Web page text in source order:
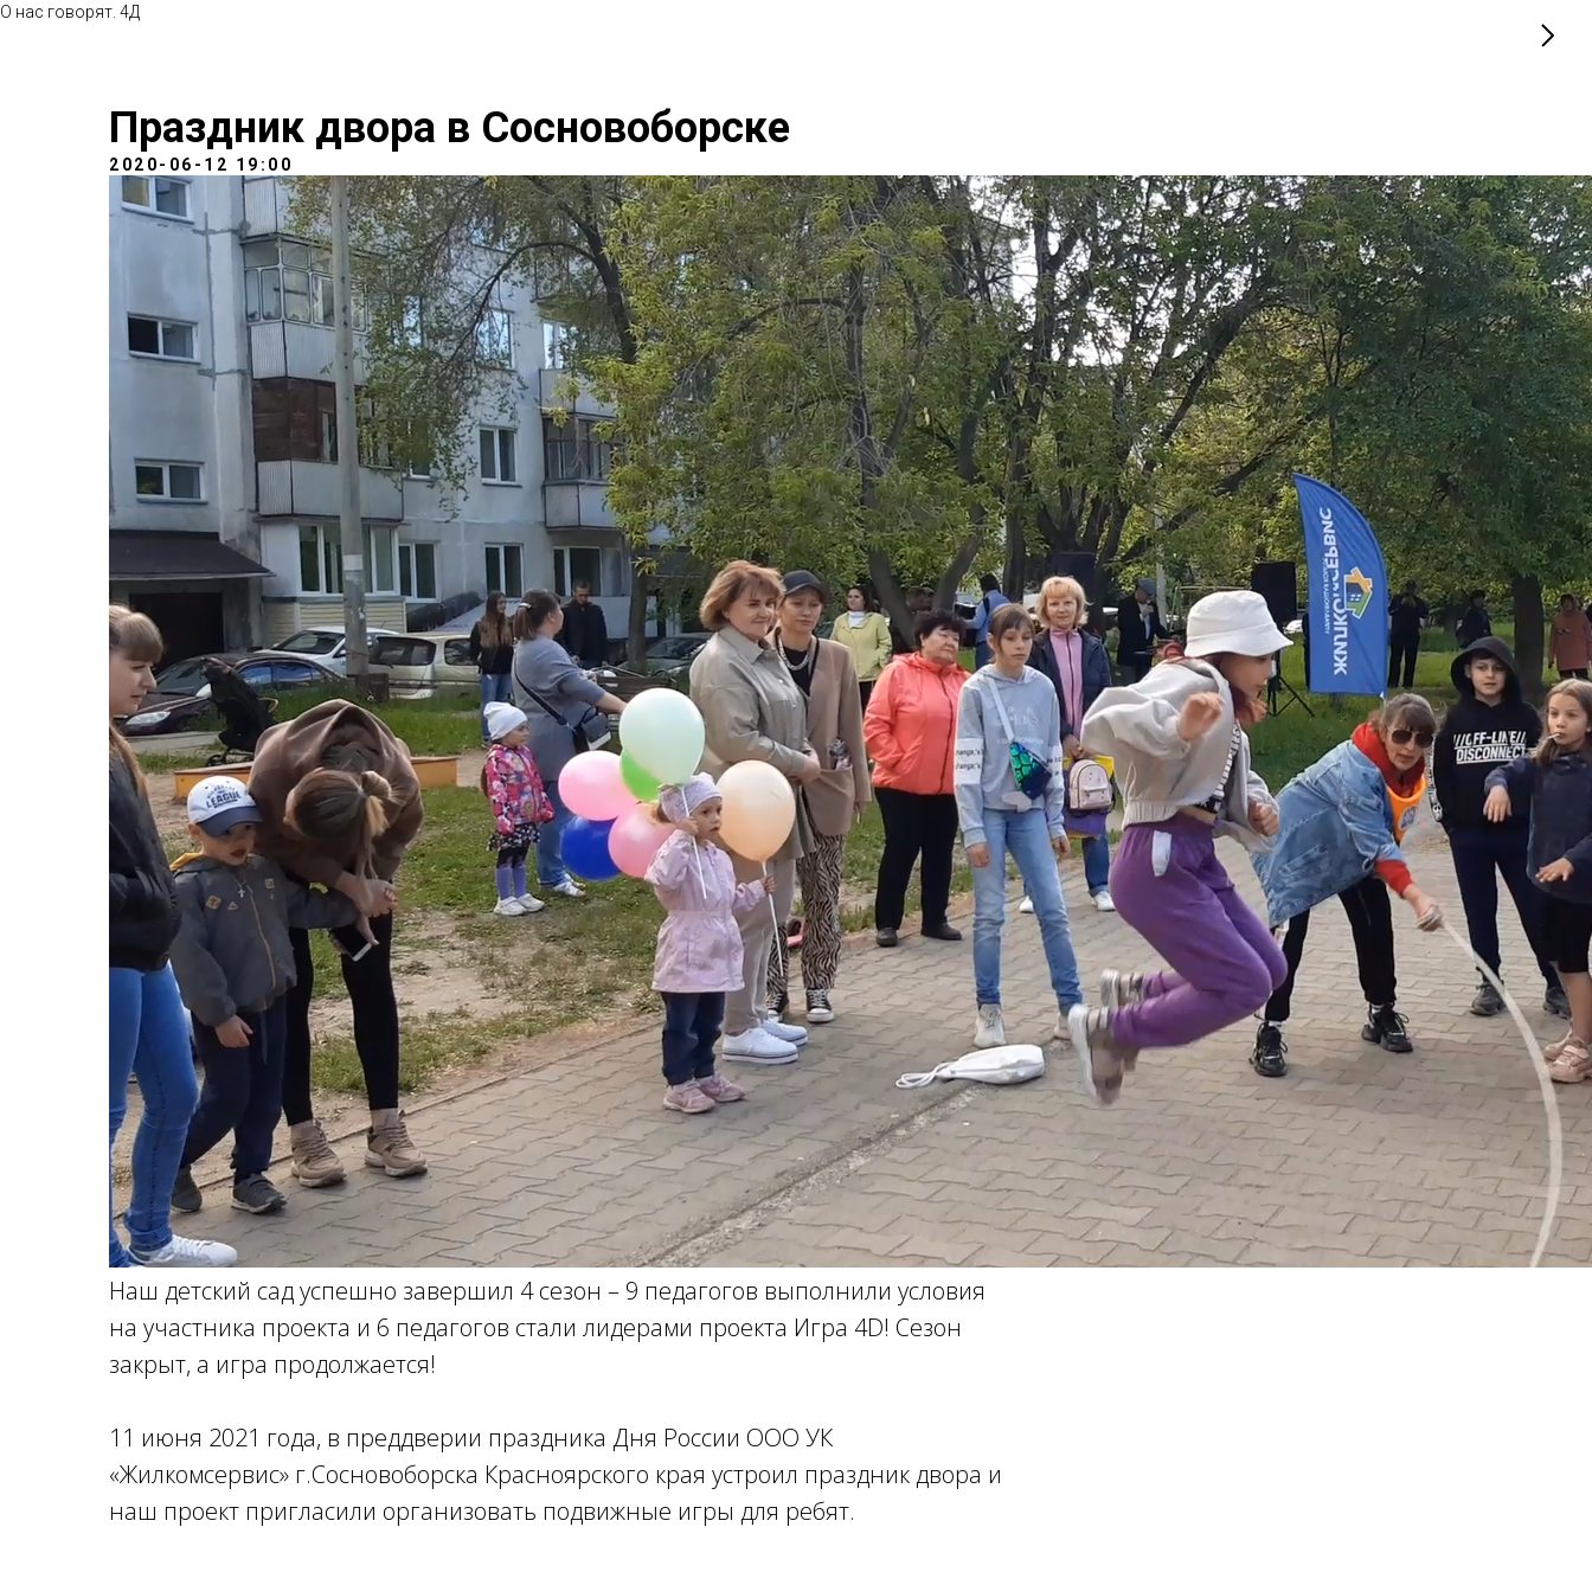
О нас говорят. 4Д
Праздник двора в Сосновоборске
2020-06-12 19:00
Наш детский сад успешно завершил 4 сезон – 9 педагогов выполнили условия
на участника проекта и 6 педагогов стали лидерами проекта Игра 4D! Сезон
закрыт, а игра продолжается!
11 июня 2021 года, в преддверии праздника Дня России ООО УК
«Жилкомсервис» г.Сосновоборска Красноярского края устроил праздник двора и
наш проект пригласили организовать подвижные игры для ребят.